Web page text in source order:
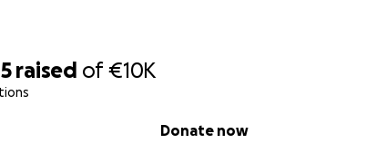
raised of€10K
Donate now